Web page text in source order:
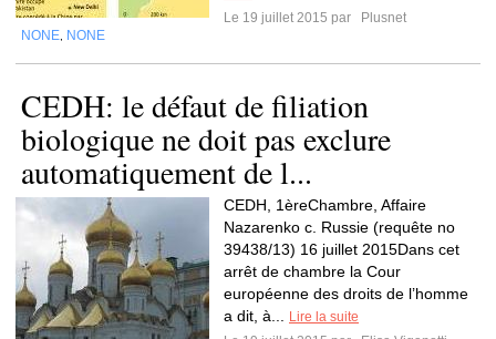
Le 19 juillet 2015 par
Plusnet
NONE NONE
CEDH: le défaut de filiation
biologique ne doit pas exclure
automatiquement de l...
CEDH, 1èreChambre, Affaire
Nazarenko c. Russie (requête no
39438/13) 16 juillet 2015Dans cet
arrêt de chambre la Cour
européenne des droits de l’homme
a dit, à...
Lire la suite